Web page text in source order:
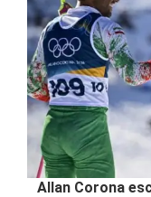
Allan Corona